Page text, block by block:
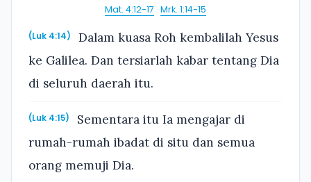
Mat. 4:12-17 · Mrk. 1:14-15
(Luk 4:14)
Dalam kuasa Roh kembalilah Yesus
ke Galilea. Dan tersiarlah kabar tentang Dia
di seluruh daerah itu.
(Luk 4:15)
Sementara itu Ia mengajar di
rumah-rumah ibadat di situ dan semua
orang memuji Dia.